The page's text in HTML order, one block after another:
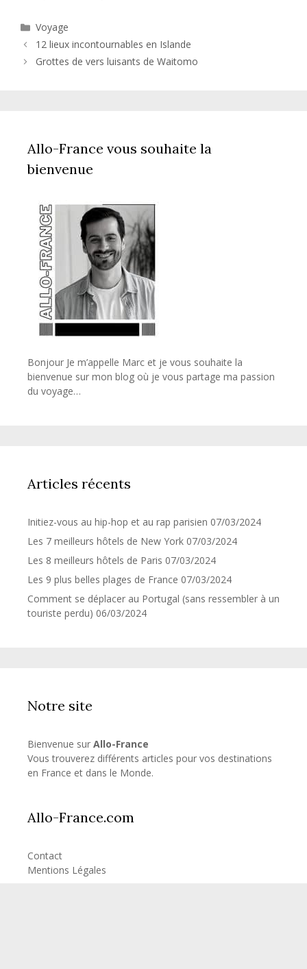
Catégories
Voyage
12 lieux incontournables en Islande
Grottes de vers luisants de Waitomo
Allo-France vous souhaite la
bienvenue
Bonjour Je m’appelle Marc et je vous souhaite la
bienvenue sur mon blog où je vous partage ma passion
du voyage…
Articles récents
Initiez-vous au hip-hop et au rap parisien 07/03/2024
Les 7 meilleurs hôtels de New York 07/03/2024
Les 8 meilleurs hôtels de Paris 07/03/2024
Les 9 plus belles plages de France 07/03/2024
Comment se déplacer au Portugal (sans ressembler à un
touriste perdu) 06/03/2024
Notre site
Bienvenue sur Allo-France
Vous trouverez différents articles pour vos destinations
en France et dans le Monde.
Allo-France.com
Contact
Mentions Légales